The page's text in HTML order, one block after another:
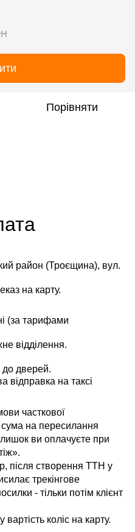
Порівняти
район (Троєщина), вул.
на карту.
(за тарифами
відділення.
до дверей.
відправка на таксі
часткової
на пересилання
ви оплачуєте при
після створення ТТН у
трекінгове
- тільки потім клієнт
коліс на карту.